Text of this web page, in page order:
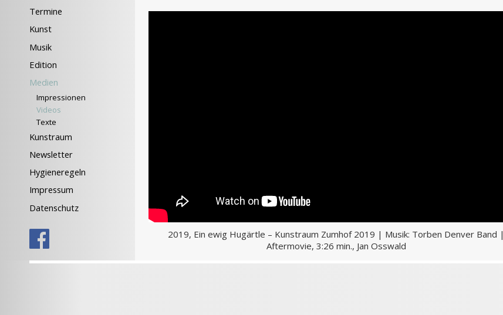
Termine
Kunst
Musik
Edition
Medien
Impressionen
Videos
Texte
Kunstraum
Newsletter
Hygieneregeln
Impressum
Datenschutz
2019, Ein ewig Hugärtle – Kunstraum Zumhof 2019 | Musik: Torben Denver Band |
Aftermovie, 3:26 min., Jan Osswald